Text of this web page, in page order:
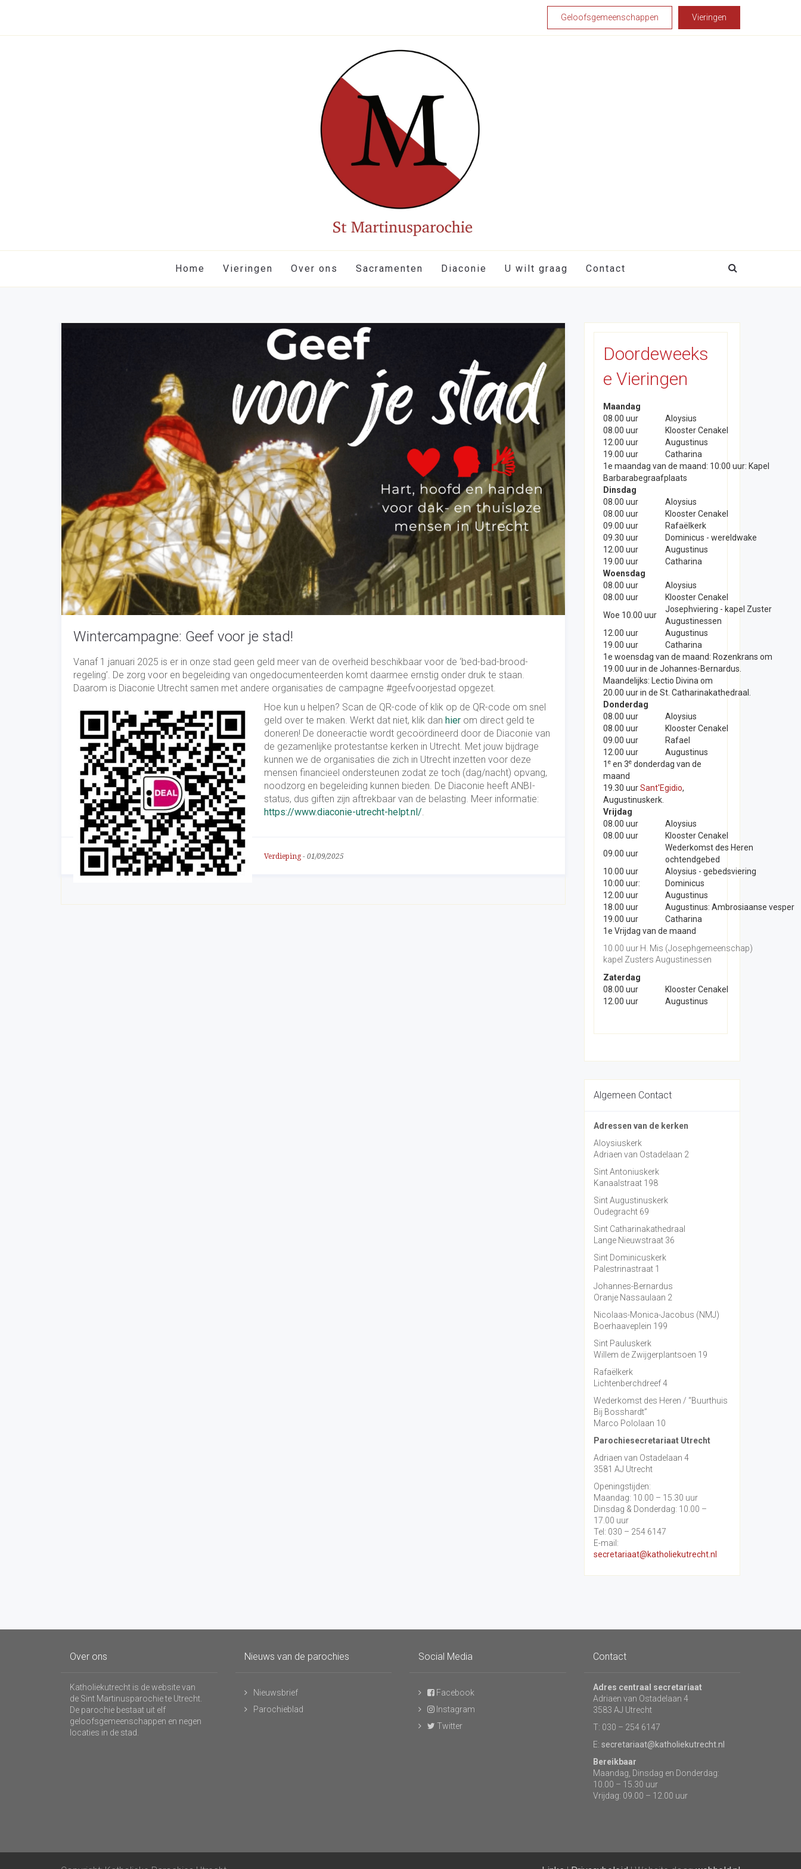
Geloofsgemeenschappen Vieringen
Home Vieringen Over ons Sacramenten Diaconie U wilt graag Contact
Wintercampagne: Geef voor je stad!
Vanaf 1 januari 2025 is er in onze stad geen geld meer van de overheid beschikbaar voor de ‘bed-bad-brood-
regeling’. De zorg voor en begeleiding van ongedocumenteerden komt daarmee ernstig onder druk te staan.
Daarom is Diaconie Utrecht samen met andere organisaties de campagne #geefvoorjestad opgezet.
Hoe kun u helpen? Scan de QR-code of klik op de QR-code om snel
geld over te maken. Werkt dat niet, klik dan hier om direct geld te
doneren! De doneeractie wordt gecoördineerd door de Diaconie van
de gezamenlijke protestantse kerken in Utrecht. Met jouw bijdrage
kunnen we de organisaties die zich in Utrecht inzetten voor deze
mensen financieel ondersteunen zodat ze toch (dag/nacht) opvang,
noodzorg en begeleiding kunnen bieden. De Diaconie heeft ANBI-
status, dus giften zijn aftrekbaar van de belasting. Meer informatie:
https://www.diaconie-utrecht-helpt.nl/.
Verdieping- 01/09/2025
Doordeweeks
e Vieringen
Maandag
08.00 uur
Aloysius
08.00 uur
Klooster Cenakel
12.00 uur
Augustinus
19.00 uur
Catharina
1e maandag van de maand: 10:00 uur: Kapel
Barbarabegraafplaats
Dinsdag
08.00 uur
Aloysius
08.00 uur
Klooster Cenakel
09.00 uur
Rafaëlkerk
09.30 uur
Dominicus - wereldwake
12.00 uur
Augustinus
19.00 uur
Catharina
Woensdag
08.00 uur
Aloysius
08.00 uur
Klooster Cenakel
Woe 10.00 uur
Josephviering - kapel Zuster
Augustinessen
12.00 uur
Augustinus
19.00 uur
Catharina
1e woensdag van de maand: Rozenkrans om
19.00 uur in de Johannes-Bernardus.
Maandelijks: Lectio Divina om
20.00 uur in de St. Catharinakathedraal.
Donderdag
08.00 uur
Aloysius
08.00 uur
Klooster Cenakel
09.00 uur
Rafael
12.00 uur
Augustinus
1 een 3edonderdag van de
maand
19.30 uurSant'Egidio,
Augustinuskerk.
Vrijdag
08.00 uur
Aloysius
08.00 uur
Klooster Cenakel
09.00 uur
Wederkomst des Heren
ochtendgebed
10.00 uur
Aloysius - gebedsviering
10:00 uur:
Dominicus
12.00 uur
Augustinus
18.00 uur
Augustinus: Ambrosiaanse vesper
19.00 uur
Catharina
1e Vrijdag van de maand
10.00 uur H. Mis (Josephgemeenschap)
kapel Zusters Augustinessen
Zaterdag
08.00 uur
Klooster Cenakel
12.00 uur
Augustinus
Algemeen Contact
Adressen van de kerken
Aloysiuskerk
Adriaen van Ostadelaan 2
Sint Antoniuskerk
Kanaalstraat 198
Sint Augustinuskerk
Oudegracht 69
Sint Catharinakathedraal
Lange Nieuwstraat 36
Sint Dominicuskerk
Palestrinastraat 1
Johannes-Bernardus
Oranje Nassaulaan 2
Nicolaas-Monica-Jacobus (NMJ)
Boerhaaveplein 199
Sint Pauluskerk
Willem de Zwijgerplantsoen 19
Rafaëlkerk
Lichtenberchdreef 4
Wederkomst des Heren / “Buurthuis
Bij Bosshardt”
Marco Pololaan 10
Parochiesecretariaat Utrecht
Adriaen van Ostadelaan 4
3581 AJ Utrecht
Openingstijden:
Maandag: 10.00 – 15.30 uur
Dinsdag & Donderdag: 10.00 –
17.00 uur
Tel: 030 – 254 6147
E-mail:
secretariaat@katholiekutrecht.nl
Over ons
Katholiekutrecht is de website van
de Sint Martinusparochie te Utrecht.
De parochie bestaat uit elf
geloofsgemeenschappen en negen
locaties in de stad.
Nieuws van de parochies
Nieuwsbrief
Parochieblad
Social Media
Facebook
Instagram
Twitter
Contact
Adres centraal secretariaat
Adriaen van Ostadelaan 4
3583 AJ Utrecht
T: 030 – 254 6147
E: secretariaat@katholiekutrecht.nl
Bereikbaar
Maandag, Dinsdag en Donderdag:
10.00 – 15.30 uur
Vrijdag: 09.00 – 12.00 uur